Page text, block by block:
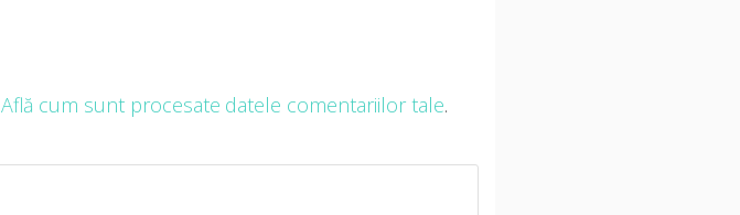
Află cum sunt procesate datele comentariilor tale.